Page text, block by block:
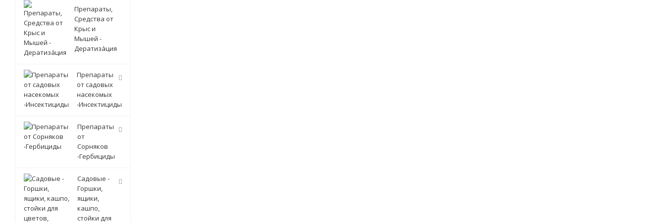
Препараты,
Средства от
Крыс и
Мышей -
Дератиза́ция
Препараты
от садовых
насекомых
-Инсектициды
Препараты
от
Сорняков
-Гербициды
Садовые -
Горшки,
ящики,
кашпо,
стойки для